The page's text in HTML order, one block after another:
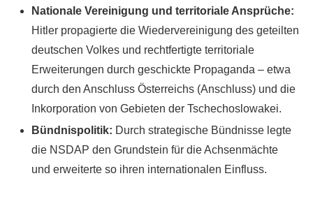
Nationale Vereinigung und territoriale Ansprüche:
Hitler propagierte die Wiedervereinigung des geteilten
deutschen Volkes und rechtfertigte territoriale
Erweiterungen durch geschickte Propaganda – etwa
durch den Anschluss Österreichs (Anschluss) und die
Inkorporation von Gebieten der Tschechoslowakei.
Bündnispolitik: Durch strategische Bündnisse legte
die NSDAP den Grundstein für die Achsenmächte
und erweiterte so ihren internationalen Einfluss.